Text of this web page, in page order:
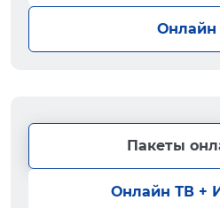
Онлайн
Пакеты
Онлайн ТВ +